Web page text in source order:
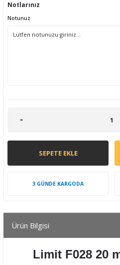
Notlarınız
Notunuz
SEPETE EKLE
3 GÜNDE KARGODA
Ürün Bilgisi
Limit F028 20